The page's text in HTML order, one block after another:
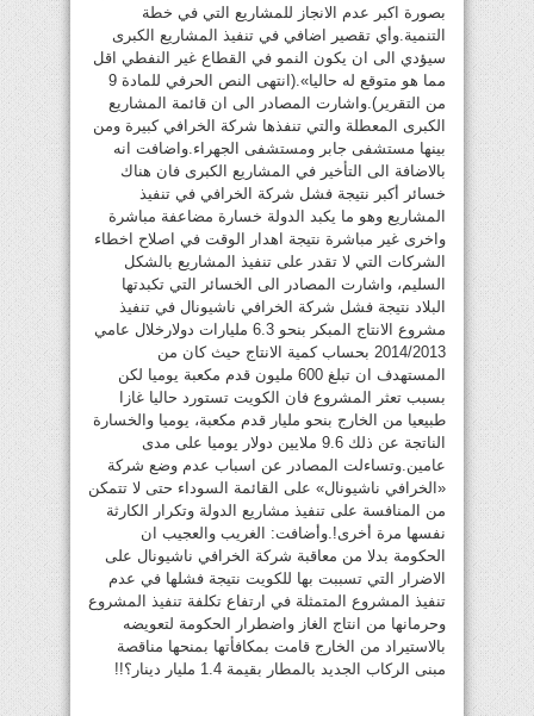
بصورة اكبر عدم الانجاز للمشاريع التي في خطة
التنمية.وأي تقصير اضافي في تنفيذ المشاريع الكبرى
سيؤدي الى ان يكون النمو في القطاع غير النفطي اقل
مما هو متوقع له حاليا».(انتهى النص الحرفي للمادة 9
من التقرير).واشارت المصادر الى ان قائمة المشاريع
الكبرى المعطلة والتي تنفذها شركة الخرافي كبيرة ومن
بينها مستشفى جابر ومستشفى الجهراء.واضافت انه
بالاضافة الى التأخير في المشاريع الكبرى فان هناك
خسائر أكبر نتيجة فشل شركة الخرافي في تنفيذ
المشاريع وهو ما يكبد الدولة خسارة مضاعفة مباشرة
واخرى غير مباشرة نتيجة اهدار الوقت في اصلاح اخطاء
الشركات التي لا تقدر على تنفيذ المشاريع بالشكل
السليم، واشارت المصادر الى الخسائر التي تكبدتها
البلاد نتيجة فشل شركة الخرافي ناشيونال في تنفيذ
مشروع الانتاج المبكر بنحو 6.3 مليارات دولارخلال عامي
2014/2013 بحساب كمية الانتاج حيث كان من
المستهدف ان تبلغ 600 مليون قدم مكعبة يوميا لكن
بسبب تعثر المشروع فان الكويت تستورد حاليا غازا
طبيعيا من الخارج بنحو مليار قدم مكعبة، يوميا والخسارة
الناتجة عن ذلك 9.6 ملايين دولار يوميا على مدى
عامين.وتساءلت المصادر عن اسباب عدم وضع شركة
«الخرافي ناشيونال» على القائمة السوداء حتى لا تتمكن
من المنافسة على تنفيذ مشاريع الدولة وتكرار الكارثة
نفسها مرة أخرى!.وأضافت: الغريب والعجيب ان
الحكومة بدلا من معاقبة شركة الخرافي ناشيونال على
الاضرار التي تسببت بها للكويت نتيجة فشلها في عدم
تنفيذ المشروع المتمثلة في ارتفاع تكلفة تنفيذ المشروع
وحرمانها من انتاج الغاز واضطرار الحكومة لتعويضه
بالاستيراد من الخارج قامت بمكافأتها بمنحها مناقصة
مبنى الركاب الجديد بالمطار بقيمة 1.4 مليار دينار؟!!